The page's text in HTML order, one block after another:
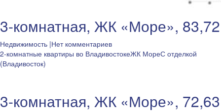
3-комнатная, ЖК «Море», 83,72
Недвижимость |Нет комментариев
2-комнатные квартиры во ВладивостокеЖК МореС отделкой
(Владивосток)
3-комнатная, ЖК «Море», 72,63